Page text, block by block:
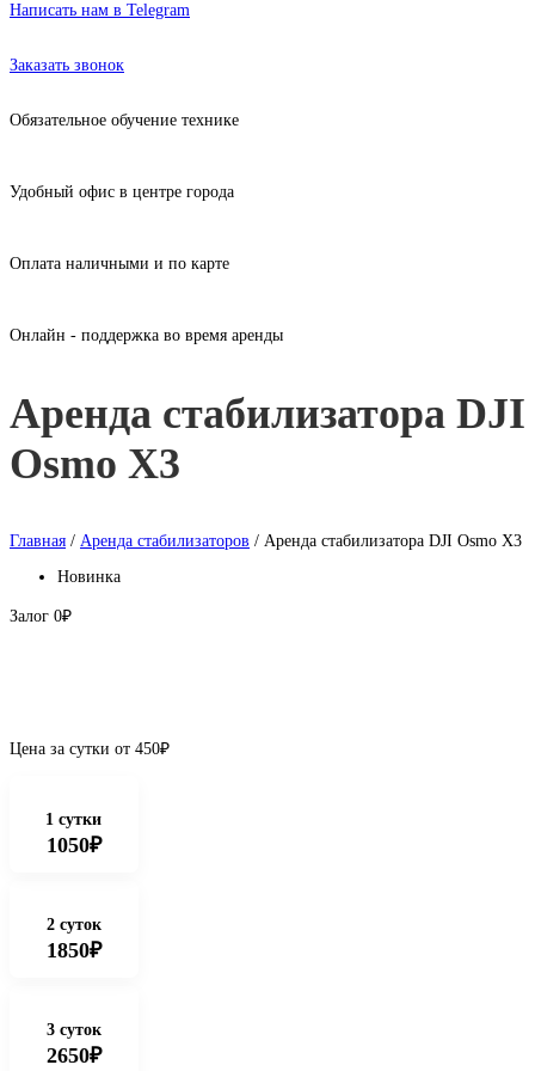
Написать нам в Telegram
Заказать звонок
Обязательное обучение технике
Удобный офис в центре города
Оплата наличными и по карте
Онлайн - поддержка во время аренды
Аренда стабилизатора DJI
Osmo X3
Главная / Аренда стабилизаторов / Аренда стабилизатора DJI Osmo X3
Новинка
Залог 0₽
Цена за сутки от 450₽
1 сутки
1050₽
2 суток
1850₽
3 суток
2650₽